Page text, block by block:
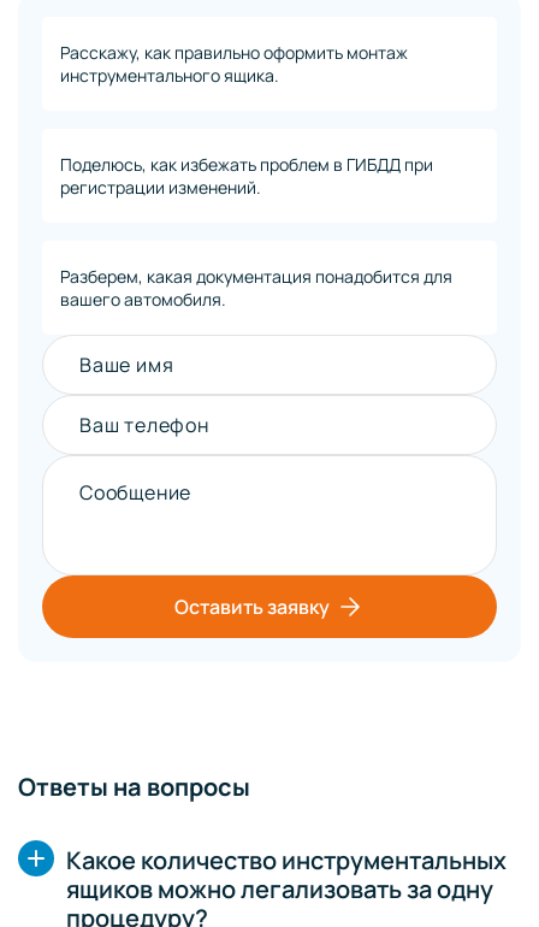
Расскажу, как правильно оформить монтаж
инструментального ящика.
Поделюсь, как избежать проблем в ГИБДД при
регистрации изменений.
Разберем, какая документация понадобится для
вашего автомобиля.
Ваше имя
Ваш телефон
Сообщение
Оставить заявку
Ответы на вопросы
Какое количество инструментальных
ящиков можно легализовать за одну
процедуру?